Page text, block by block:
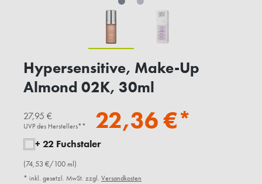
Hypersensitive, Make-Up
Almond 02K, 30ml
27,95 €
UVP des Herstellers** 22,36 €*
+ 22 Fuchstaler
(74,53 €/100 ml)
* inkl. gesetzl. MwSt. zzgl. Versandkosten